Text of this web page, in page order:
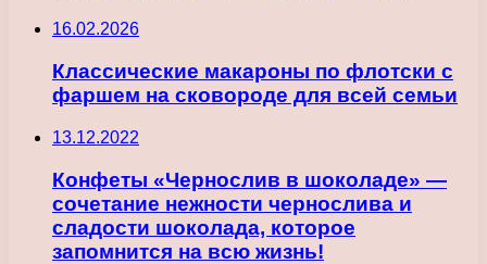
16.02.2026
Классические макароны по флотски с
фаршем на сковороде для всей семьи
13.12.2022
Конфеты «Чернослив в шоколаде» —
сочетание нежности чернослива и
сладости шоколада, которое
запомнится на всю жизнь!